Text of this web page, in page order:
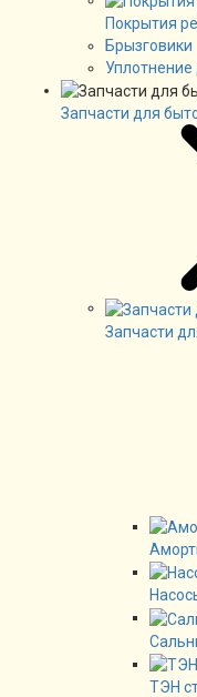
Покрытия
Брызговики
Уплотнение
Запчасти для
Запчасти
ТЭН